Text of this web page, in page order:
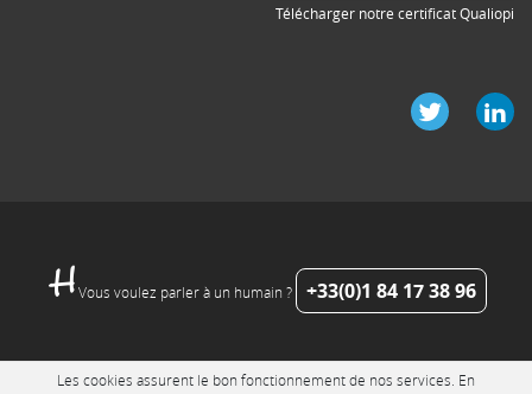
Télécharger notre certificat Qualiopi
Vous voulez parler à un humain ? +33(0)1 84 17 38 96
Les cookies assurent le bon fonctionnement de nos services. En